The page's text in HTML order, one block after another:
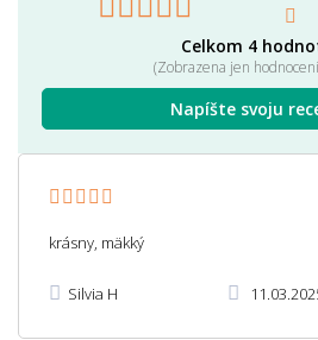
Celkom 4
(Zobrazena jen
Napíšte svoju
krásny, mäkký
Silvia H